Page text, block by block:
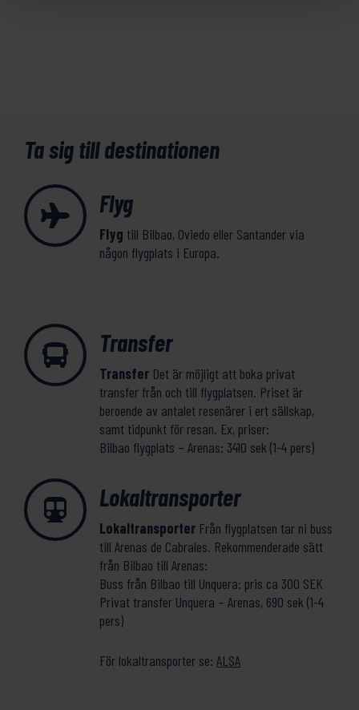
Ta sig till destinationen
Flyg
Flyg till Bilbao, Oviedo eller Santander via
någon flygplats i Europa.
Transfer
Transfer Det är möjligt att boka privat
transfer från och till flygplatsen. Priset är
beroende av antalet resenärer i ert sällskap,
samt tidpunkt för resan. Ex, priser:
Bilbao flygplats – Arenas: 3410 sek (1-4 pers)
Lokaltransporter
Lokaltransporter Från flygplatsen tar ni buss
till Arenas de Cabrales. Rekommenderade sätt
från Bilbao till Arenas:
Buss från Bilbao till Unquera: pris ca 300 SEK
Privat transfer Unquera – Arenas, 690 sek (1-4
pers)
För lokaltransporter se: ALSA